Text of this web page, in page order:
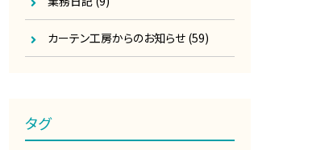
カーテン工房からのお知らせ (59)
タグ